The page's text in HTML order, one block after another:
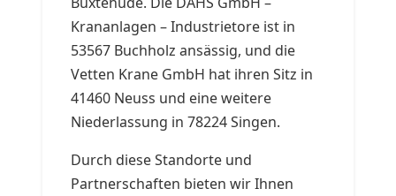
Krananlagen – Industrietore ist in
53567 Buchholz ansässig, und die
Vetten Krane GmbH hat ihren Sitz in
41460 Neuss und eine weitere
Niederlassung in 78224 Singen.
Durch diese Standorte und
Partnerschaften bieten wir Ihnen